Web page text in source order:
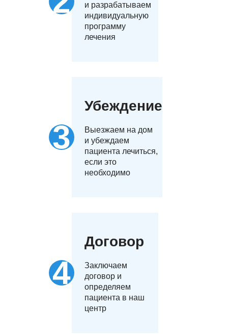
и разрабатываем
индивидуальную
программу
лечения
Убеждение
Выезжаем на дом
и убеждаем
пациента лечиться,
если это
необходимо
Договор
Заключаем
договор и
определяем
пациента в наш
центр